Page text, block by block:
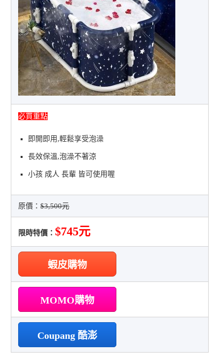
必買重點
即開即用,輕鬆享受泡澡
長效保溫,泡澡不著涼
小孩 成人 長輩 皆可使用喔
原價：$3,500元
限時特價：$745元
蝦皮購物
MOMO購物
Coupang 酷澎